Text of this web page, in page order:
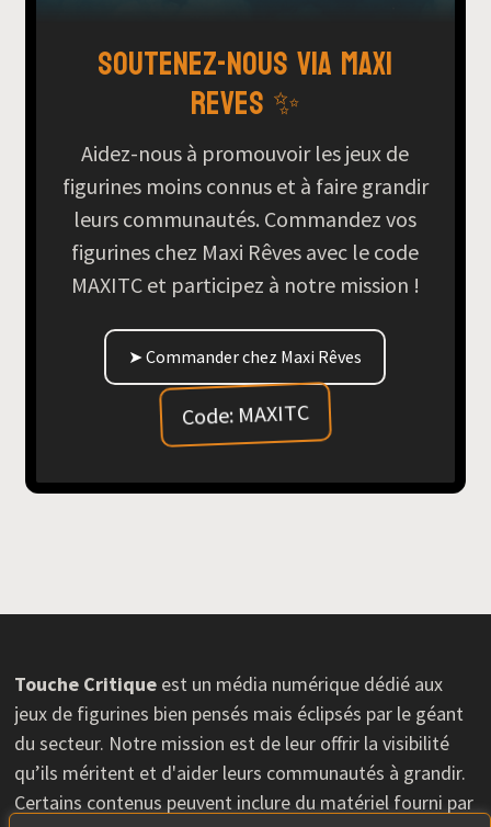
Soutenez-nous via Maxi
Reves ✨
Aidez-nous à promouvoir les jeux de
figurines moins connus et à faire grandir
leurs communautés. Commandez vos
figurines chez Maxi Rêves avec le code
MAXITC et participez à notre mission !
➤ Commander chez Maxi Rêves
Code: MAXITC
Touche Critique est un média numérique dédié aux
jeux de figurines bien pensés mais éclipsés par le géant
du secteur. Notre mission est de leur offrir la visibilité
qu’ils méritent et d'aider leurs communautés à grandir.
Certains contenus peuvent inclure du matériel fourni par